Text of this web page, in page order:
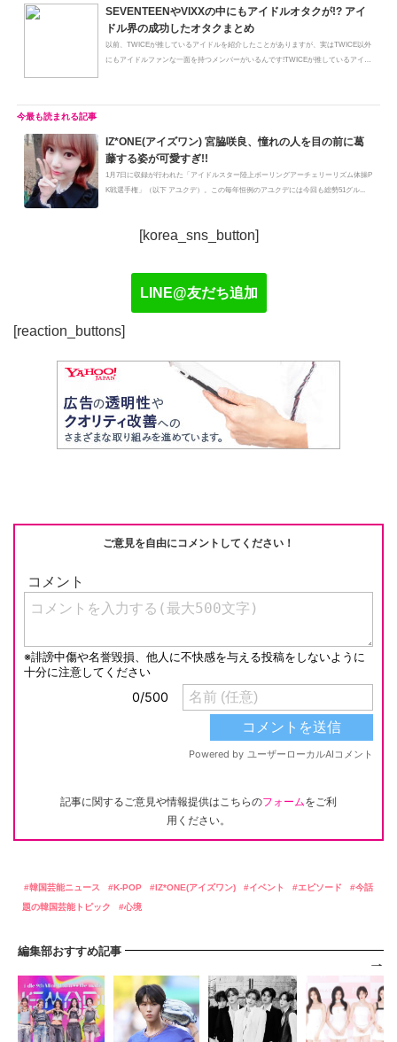
SEVENTEENやVIXXの中にもアイドルオタクが!? アイ
ドル界の成功したオタクまとめ
以前、TWICEが推しているアイドルを紹介したことがありますが、実はTWICE以外
にもアイドルファンな一面を持つメンバーがいるんです!TWICEが推しているアイ
IZ*ONE(アイズワン) 宮脇咲良、憧れの人を目の前に葛
藤する姿が可愛すぎ!!
1月7日に収録が行われた「アイドルスター陸上ボーリングアーチェリーリズム体操P
K戦選手権」（以下 アユクデ）。この毎年恒例のアユクデには今回も総勢51グル...
[korea_sns_button]
LINE@友だち追加
[reaction_buttons]
ご意見を自由にコメントしてください！
記事に関するご意見や情報提供はこちらのフォームをご利
用ください。
韓国芸能ニュース K-POP IZ*ONE(アイズワン) イベント エピソード
今話
題の韓国芸能トピック
心境
編集部おすすめ記事